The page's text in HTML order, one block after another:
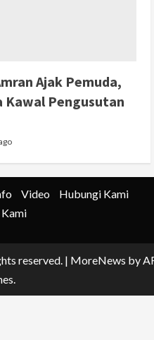
Ajak Pemuda,
Kawal Pengusutan
Video
Hubungi Kami
reserved. | MoreNews by